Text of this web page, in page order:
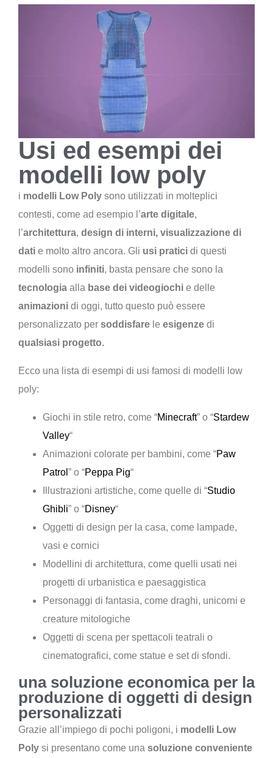
Usi ed esempi dei
modelli low poly
i modelli Low Poly sono utilizzati in molteplici
contesti, come ad esempio l’arte digitale,
l’architettura, design di interni, visualizzazione di
dati e molto altro ancora. Gli usi pratici di questi
modelli sono infiniti, basta pensare che sono la
tecnologia alla base dei videogiochi e delle
animazioni di oggi, tutto questo può essere
personalizzato per soddisfare le esigenze di
qualsiasi progetto.
Ecco una lista di esempi di usi famosi di modelli low
poly:
Giochi in stile retro, come “Minecraft” o “Stardew
Valley“
Animazioni colorate per bambini, come “Paw
Patrol ” o “Peppa Pig“
Illustrazioni artistiche, come quelle di “Studio
Ghibli” o “Disney“
Oggetti di design per la casa, come lampade,
vasi e cornici
Modellini di architettura, come quelli usati nei
progetti di urbanistica e paesaggistica
Personaggi di fantasia, come draghi, unicorni e
creature mitologiche
Oggetti di scena per spettacoli teatrali o
cinematografici, come statue e set di sfondi.
una soluzione economica per la
produzione di oggetti di design
personalizzati
Grazie all’impiego di pochi poligoni, i modelli Low
Poly si presentano come una soluzione conveniente